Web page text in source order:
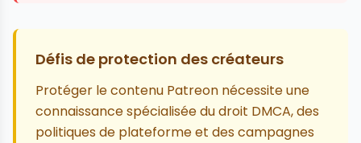
Défis de protection des créateurs
Protéger le contenu Patreon nécessite une
connaissance spécialisée du droit DMCA, des
politiques de plateforme et des campagnes